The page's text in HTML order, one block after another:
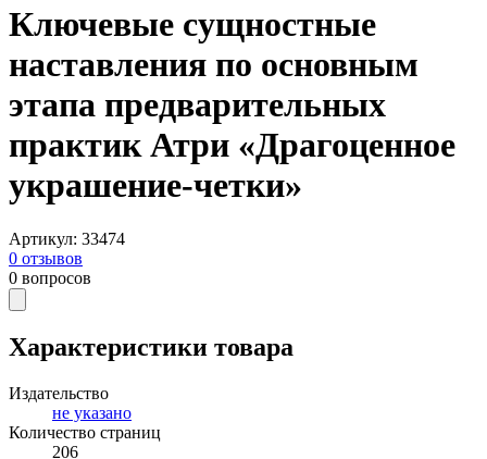
Ключевые сущностные
наставления по основным
этапа предварительных
практик Атри «Драгоценное
украшение-четки»
Артикул: 33474
0 отзывов
0 вопросов
Характеристики товара
Издательство
не указано
Количество страниц
206